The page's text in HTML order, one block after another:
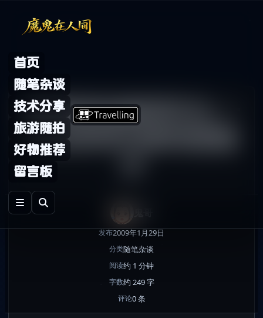
首页
随笔杂谈
技术分享
旅游随拍
好物推荐
留言板
董卿春晚漏洞百出,一
句话穿帮刘谦鸡蛋魔
发布2009年1月29日
分类随笔杂谈
阅读约 1 分钟
字数约 249 字
评论0 条